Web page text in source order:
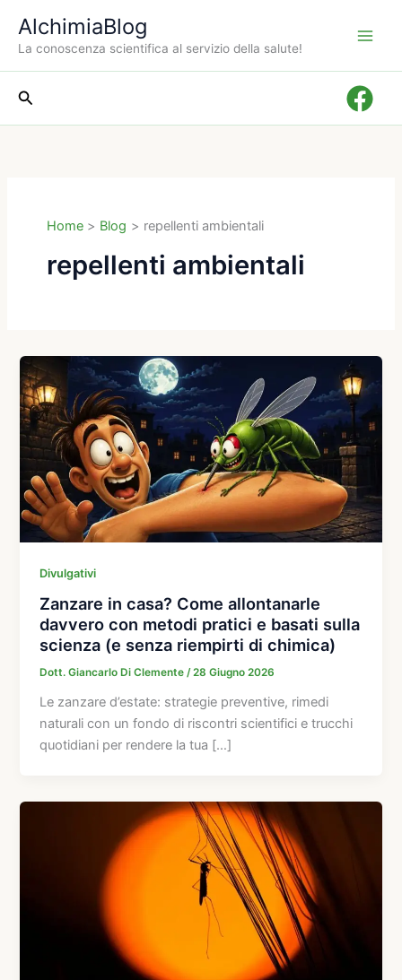
contenuto
AlchimiaBlog
La conoscenza scientifica al servizio della salute!
Cerca
Home Blog repellenti ambientali
repellenti ambientali
Divulgativi
Zanzare in casa? Come allontanarle
davvero con metodi pratici e basati sulla
scienza (e senza riempirti di chimica)
Dott. Giancarlo Di Clemente/28 Giugno 2026
Le zanzare d’estate: strategie preventive, rimedi
naturali con un fondo di riscontri scientifici e trucchi
quotidiani per rendere la tua […]